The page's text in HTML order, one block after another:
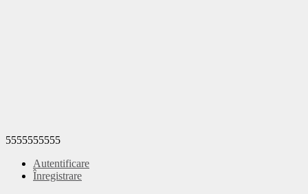
5555555555
Autentificare
Înregistrare